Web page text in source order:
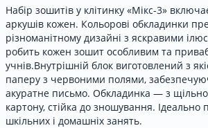
Набір зошитів у клітинку «Мікс-3»
аркушів кожен. Кольорові обкладинки
різноманітному дизайні з яскравими
робить кожен зошит особливим та
учнів.Внутрішній блок виготовлений з
паперу з червоними полями,
акуратне письмо. Обкладинка — з
картону, стійка до зношування. Ідеально
шкільних і домашніх занять.